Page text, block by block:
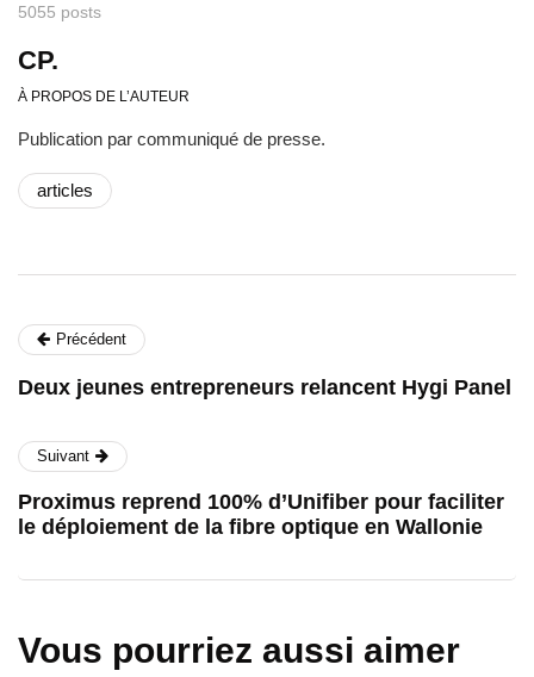
5055 posts
CP.
À PROPOS DE L’AUTEUR
Publication par communiqué de presse.
articles
Précédent
Deux jeunes entrepreneurs relancent Hygi Panel
Suivant
Proximus reprend 100% d’Unifiber pour faciliter
le déploiement de la fibre optique en Wallonie
Vous pourriez aussi aimer